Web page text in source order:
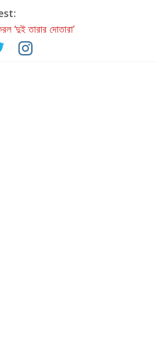
‘দুই তারার দোতারা’
গল্প
উদযাপন